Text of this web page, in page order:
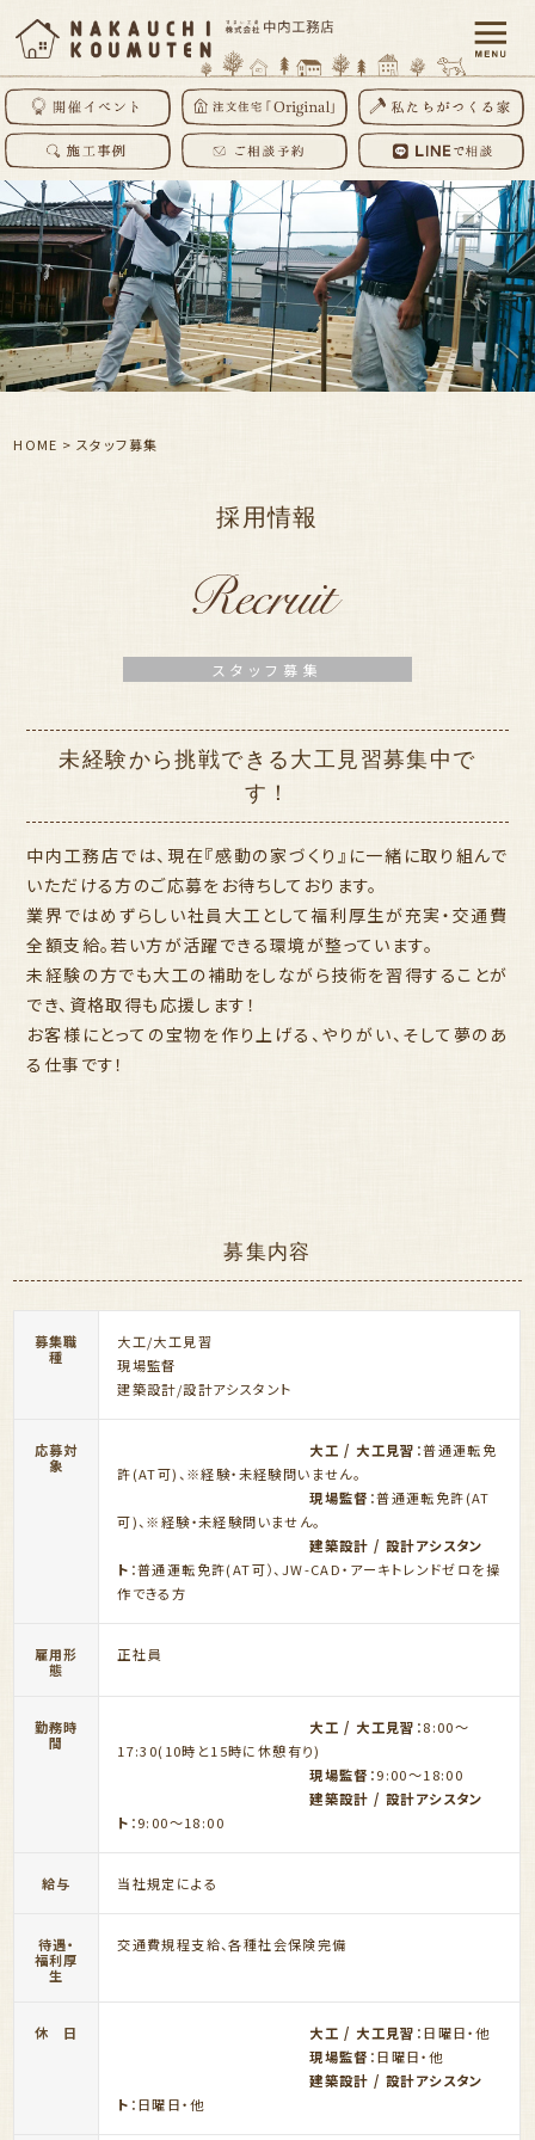
HOME >スタッフ募集
採用情報
スタッフ募集
未経験から挑戦できる大工見習募集中で
す！
中内工務店では、現在『感動の家づくり』に一緒に取り組んで
いただける方のご応募をお待ちしております。
業界ではめずらしい社員大工として福利厚生が充実・交通費
全額支給。若い方が活躍できる環境が整っています。
未経験の方でも大工の補助をしながら技術を習得することが
でき、資格取得も応援します！
お客様にとっての宝物を作り上げる、やりがい、そして夢のあ
る仕事です！
募集内容
募集職
種
大工/大工見習
現場監督
建築設計/設計アシスタント
応募対
象
大工 / 大工見習 ：普通運転免
許(AT可)、※経験・未経験問いません。
現場監督 ：普通運転免許(AT
可)、※経験・未経験問いません。
建築設計 / 設計アシスタン
ト ：普通運転免許(AT可）、JW-CAD・アーキトレンドゼロを操
作できる方
雇用形
態
正社員
勤務時
間
大工 / 大工見習 ：8:00～
17:30(10時と15時に休憩有り)
現場監督 ：9:00～18:00
建築設計 / 設計アシスタン
ト ：9:00～18:00
給与 当社規定による
待遇・
福利厚
生
交通費規程支給、各種社会保険完備
休 日 大工 / 大工見習 ：日曜日・他
現場監督 ：日曜日・他
建築設計 / 設計アシスタン
ト ：日曜日・他